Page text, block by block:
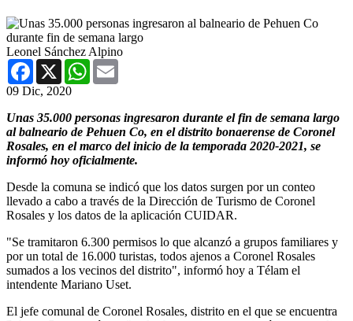
Leonel Sánchez Alpino
Facebook
X WhatsApp
09 Dic, 2020
Unas 35.000 personas ingresaron durante el fin de semana largo
al balneario de Pehuen Co, en el distrito bonaerense de Coronel
Rosales, en el marco del inicio de la temporada 2020-2021, se
informó hoy oficialmente.
Desde la comuna se indicó que los datos surgen por un conteo
llevado a cabo a través de la Dirección de Turismo de Coronel
Rosales y los datos de la aplicación CUIDAR.
"Se tramitaron 6.300 permisos lo que alcanzó a grupos familiares y
por un total de 16.000 turistas, todos ajenos a Coronel Rosales
sumados a los vecinos del distrito", informó hoy a Télam el
intendente Mariano Uset.
El jefe comunal de Coronel Rosales, distrito en el que se encuentra